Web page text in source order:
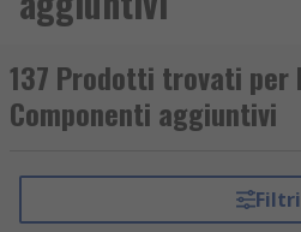
137 Prodotti trovati per
Componenti aggiuntivi
Filtri